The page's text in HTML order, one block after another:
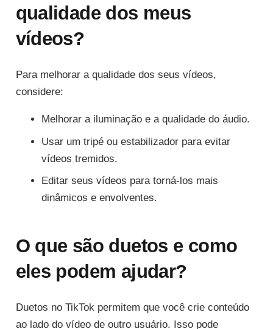
qualidade dos meus
vídeos?
Para melhorar a qualidade dos seus vídeos,
considere:
Melhorar a iluminação e a qualidade do áudio.
Usar um tripé ou estabilizador para evitar
vídeos tremidos.
Editar seus vídeos para torná-los mais
dinâmicos e envolventes.
O que são duetos e como
eles podem ajudar?
Duetos no TikTok permitem que você crie conteúdo
ao lado do vídeo de outro usuário. Isso pode